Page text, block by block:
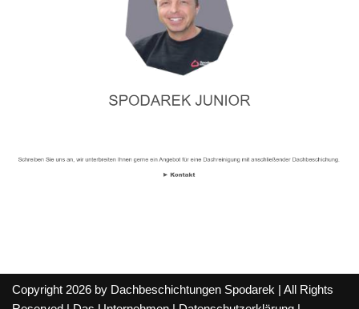
Copyright 2026 by Dachbeschichtungen Spodarek | All Rights